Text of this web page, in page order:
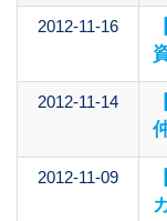
2012-11-16
2012-11-14
2012-11-09